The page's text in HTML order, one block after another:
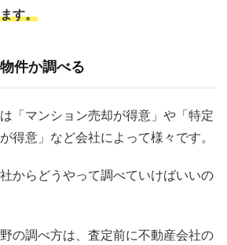
す。
件か調べる
「マンション売却が得意」や「特定
得意」など会社によって様々です。
からどうやって調べていけばいいの
の調べ方は、査定前に不動産会社の